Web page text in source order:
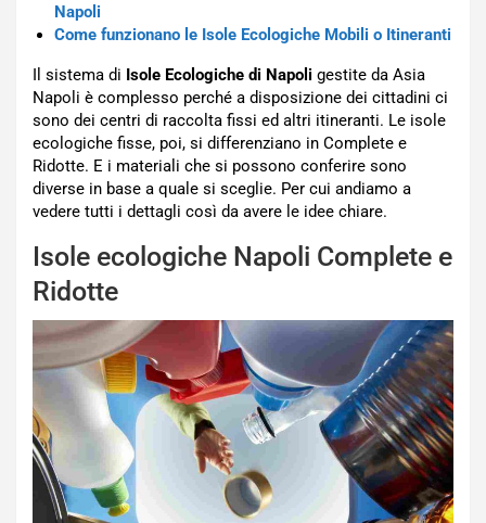
Napoli
Come funzionano le Isole Ecologiche Mobili o Itineranti
Il sistema di Isole Ecologiche di Napoli gestite da Asia
Napoli è complesso perché a disposizione dei cittadini ci
sono dei centri di raccolta fissi ed altri itineranti. Le isole
ecologiche fisse, poi, si differenziano in Complete e
Ridotte. E i materiali che si possono conferire sono
diverse in base a quale si sceglie. Per cui andiamo a
vedere tutti i dettagli così da avere le idee chiare.
Isole ecologiche Napoli Complete e
Ridotte